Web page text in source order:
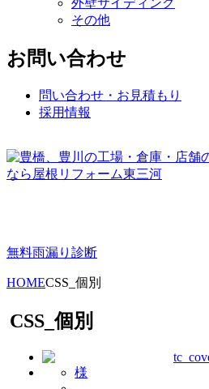
外壁サイディング
その他
お問い合わせ
問い合わせ・お見積もり
採用情報
無料雨漏り診断
HOMECSS_個別
CSS_個別
様